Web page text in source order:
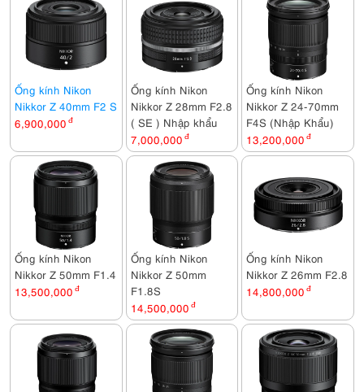
Ống kính Nikon
Nikkor Z 40mm F2 S
6,900,000 đ
Ống kính Nikon
Nikkor Z 28mm F2.8
( SE ) Nhập khẩu
7,000,000 đ
Ống kính Nikon
Nikkor Z 24-70mm
F4S (Nhập Khẩu)
13,200,000 đ
Ống kính Nikon
Nikkor Z 50mm F1.4
13,500,000 đ
Ống kính Nikon
Nikkor Z 50mm
F1.8S
14,500,000 đ
Ống kính Nikon
Nikkor Z 26mm F2.8
14,800,000 đ